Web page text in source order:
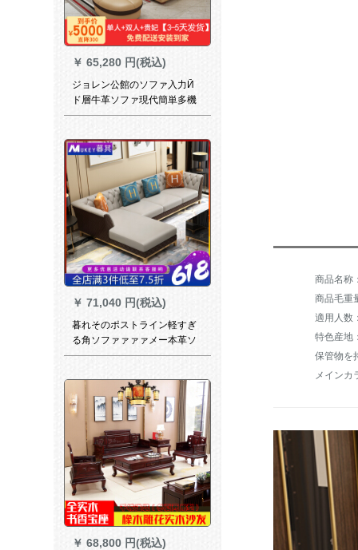
￥ 65,280 円(税込)
ジョレン公館のソファ入力Ӣ
ド層牛革ソファ現代簡単多機
能の大部屋タイプロのグルー
色備考
￥ 71,040 円(税込)
暮れそのポストライン軽すぎ
る角ソファァァァメー本革ソ
ファァァァァァァ现代简约サ
人挂け+右gfeii长さささと3.15
メトル
￥ 68,800 円(税込)
商品毛重
適用人数
特色産地
保管物を
メインカ